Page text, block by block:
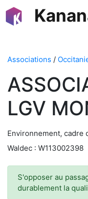
Associations /
LGV
Environnement, cadre
Waldec : W113002398
S'opposer au
durablement la